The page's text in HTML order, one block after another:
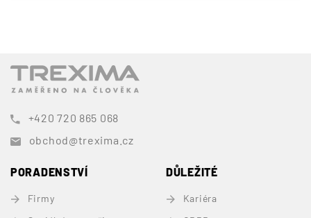
+420 720 865 068
obchod@trexima.cz
PORADENSTVÍ
Firmy
DŮLEŽITÉ
Kariéra